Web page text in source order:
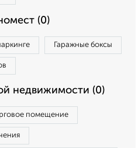
(0)
Гаражные боксы
недвижимости (0)
помещение